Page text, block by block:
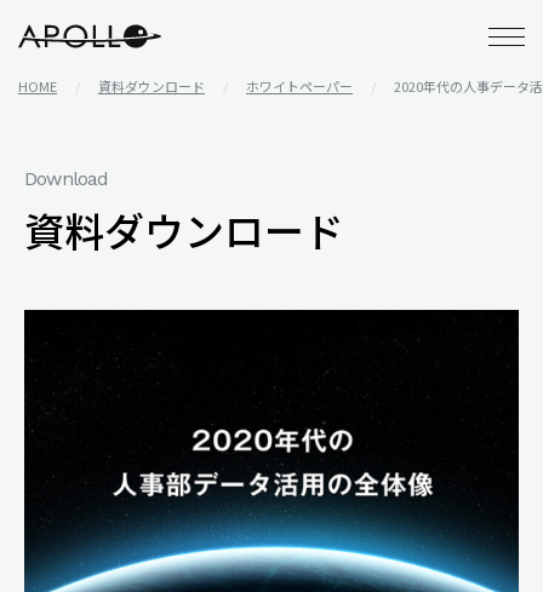
HOME 資料ダウンロード ホワイトペーパー 2020年代の人事データ
Download
資料ダウンロード